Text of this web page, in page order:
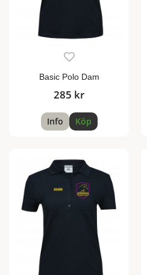
Basic Polo Dam
285 kr
Info Köp